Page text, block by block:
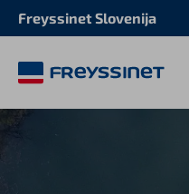
Freyssinet Slovenija